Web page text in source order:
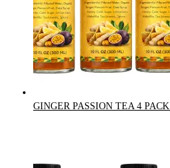
GINGER PASSION TEA 4 PACK